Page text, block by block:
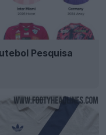
Pesquisa